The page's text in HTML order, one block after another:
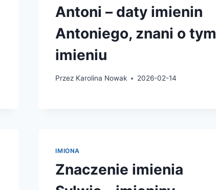
Antoni – daty imienin
Antoniego, znani o tym
imieniu
Przez Karolina Nowak 2026-02-14
IMIONA
Znaczenie imienia